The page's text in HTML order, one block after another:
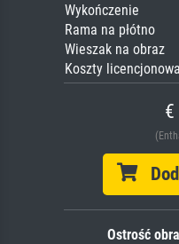
Wykończenie
Rama na płótno
Wieszak na obraz
Koszty
Ostrość